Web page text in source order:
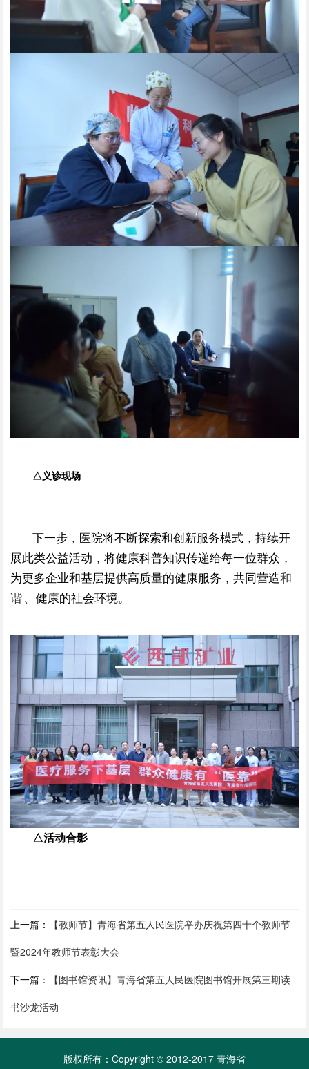
△义诊现场
下一步，医院将不断探索和创新服务模式，持续开
展此类公益活动，将健康科普知识传递给每一位群众，
为更多企业和基层提供高质量的健康服务，共同营造和
谐、 健康的社会环境。
△活动合影
上一篇：
【教师节】青海省第五人民医院举办庆祝第四十个教师节
暨2024年教师节表彰大会
下一篇：
【图书馆资讯】青海省第五人民医院图书馆开展第三期读
书沙龙活动
版权所有：Copyright © 2012-2017 青海省